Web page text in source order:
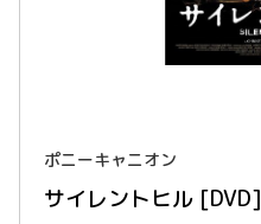
ポニーキャニオン
サイレントヒル [DVD]